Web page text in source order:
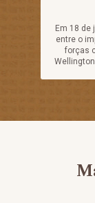
Em 18 de
entre o
forças